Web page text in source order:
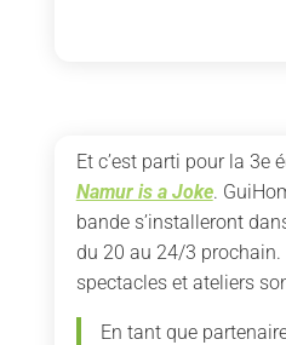
Et c’est parti pour la 3e
Namur is a Joke.
bande s’installeront
du 20 au 24/3 prochain.
spectacles et ateliers
En tant que